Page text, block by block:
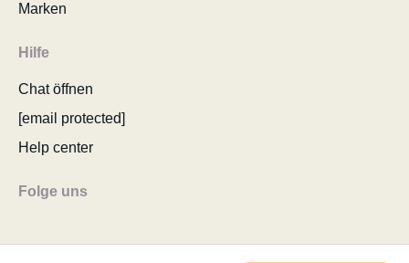
Marken
Hilfe
Chat öffnen
[email protected]
Help center
Folge uns